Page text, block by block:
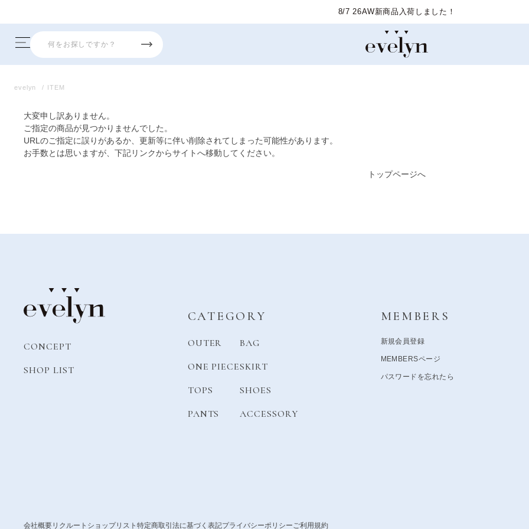
8/7 26AW新商品入荷しました！
evelyn ITEM
大変申し訳ありません。
ご指定の商品が見つかりませんでした。
URLのご指定に誤りがあるか、更新等に伴い削除されてしまった可能性があります。
お手数とは思いますが、下記リンクからサイトへ移動してください。
トップページへ
CONCEPT
SHOP LIST
CATEGORY
OUTER
ONE PIECE
TOPS
PANTS
BAG
SKIRT
SHOES
ACCESSORY
MEMBERS
新規会員登録
MEMBERSページ
パスワードを忘れたら
会社概要 リクルート ショップリスト 特定商取引法に基づく表記プライバシーポリシーご利用規約